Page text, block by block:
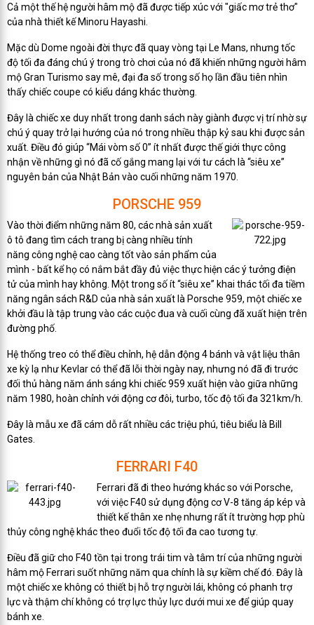
Cả một thế hệ người hâm mộ đã được tiếp xúc với "giấc mơ trẻ thơ"
của nhà thiết kế Minoru Hayashi.
Mặc dù Dome ngoài đời thực đã quay vòng tại Le Mans, nhưng tốc
độ tối đa đáng chú ý trong trò chơi của nó đã khiến những người hâm
mộ Gran Turismo say mê, đại đa số trong số họ lần đầu tiên nhìn
thấy chiếc coupe có kiểu dáng khác thường.
Đây là chiếc xe duy nhất trong danh sách này giành được vị trí nhờ sự
chú ý quay trở lại hướng của nó trong nhiều thập kỷ sau khi được sản
xuất. Điều đó giúp “Mái vòm số 0” ít nhất được thế giới thực công
nhận về những gì nó đã cố gắng mang lại với tư cách là “siêu xe”
nguyên bản của Nhật Bản vào cuối những năm 1970.
PORSCHE 959
Vào thời điểm những năm 80, các nhà sản xuất
ô tô đang tìm cách trang bị càng nhiều tính
năng công nghệ cao càng tốt vào sản phẩm của
mình - bất kể họ có nắm bắt đầy đủ việc thực hiện các ý tưởng điện
tử của mình hay không. Một trong số ít “siêu xe” khai thác tối đa tiềm
năng ngân sách R&D của nhà sản xuất là Porsche 959, một chiếc xe
khởi đầu là tập trung vào các cuộc đua và cuối cùng đã xuất hiện trên
đường phố.
Hệ thống treo có thể điều chỉnh, hệ dẫn động 4 bánh và vật liệu thân
xe kỳ lạ như Kevlar có thể đã lỗi thời ngày nay, nhưng nó đã đi trước
đối thủ hàng năm ánh sáng khi chiếc 959 xuất hiện vào giữa những
năm 1980, hoàn chỉnh với động cơ đôi, turbo, tốc độ tối đa 321km/h.
Đây là mẫu xe đã cám dỗ rất nhiều các triệu phú, tiêu biểu là Bill
Gates.
FERRARI F40
Ferrari đã đi theo hướng khác so với Porsche,
với việc F40 sử dụng động cơ V-8 tăng áp kép và
thiết kế thân xe nhẹ nhưng rất ít trường hợp phù
thủy công nghệ khác theo đuổi tốc độ tối đa cao tương tự.
Điều đã giữ cho F40 tồn tại trong trái tim và tâm trí của những người
hâm mộ Ferrari suốt những năm qua chính là sự kiềm chế đó. Đây là
một chiếc xe không có thiết bị hỗ trợ người lái, không có phanh trợ
lực và thậm chí không có trợ lực thủy lực dưới mui xe để giúp quay
bánh xe.